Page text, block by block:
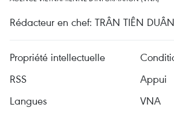
Rédacteur en chef: TRÂN TIÊN DUÂN
Propriété intellectuelle
RSS
Appui
Langues
VNA